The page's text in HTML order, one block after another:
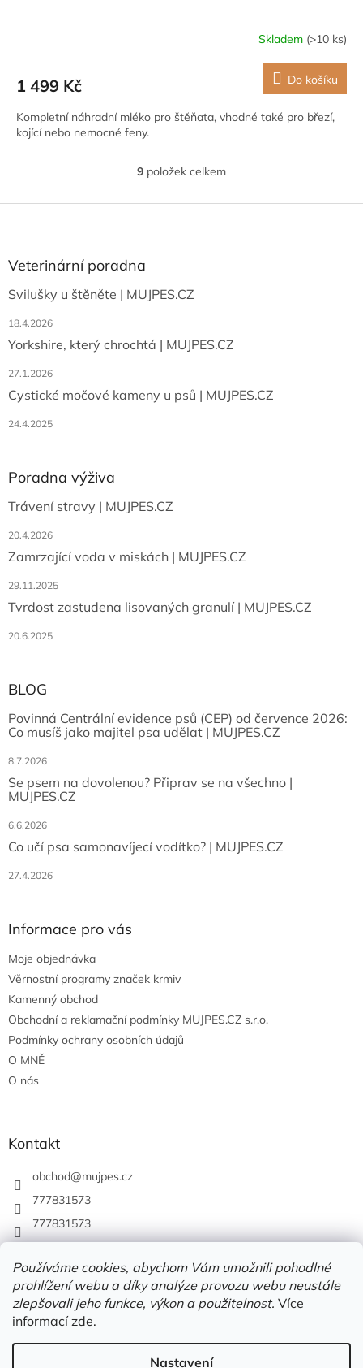
Používáme cookies, abychom Vám umožnili pohodlné
prohlížení webu a díky analýze provozu webu neustále
zlepšovali jeho funkce, výkon a použitelnost. Více
informacízde.
Nastavení
Skladem (>10 ks)
1 499 Kč Do košíku
Kompletní náhradní mléko pro štěňata, vhodné také pro březí,
kojící nebo nemocné feny.
O
l
í
p
k
ý
9 položek celkem
Z
aVeterinární poradna
Svilušky u štěněte | MUJPES.CZ
18.4.2026
Yorkshire, který chrochtá | MUJPES.CZ
27.1.2026
Cystické močové kameny u psů | MUJPES.CZ
24.4.2025
Poradna výživa
Trávení stravy | MUJPES.CZ
20.4.2026
Zamrzající voda v miskách | MUJPES.CZ
29.11.2025
Tvrdost zastudena lisovaných granulí | MUJPES.CZ
20.6.2025
BLOG
Povinná Centrální evidence psů (CEP) od července 2026:
Co musíš jako majitel psa udělat | MUJPES.CZ
8.7.2026
Se psem na dovolenou? Připrav se na všechno |
MUJPES.CZ
6.6.2026
Co učí psa samonavíjecí vodítko? | MUJPES.CZ
27.4.2026
Informace pro vás
Moje objednávka
Věrnostní programy značek krmiv
Kamenný obchod
Obchodní a reklamační podmínky MUJPES.CZ s.r.o.
Podmínky ochrany osobních údajů
O MNĚ
O nás
Kontakt
obchod@mujpes.cz
777831573
777831573